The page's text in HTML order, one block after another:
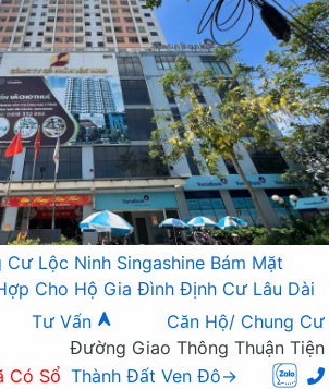
Cư Lộc Ninh Singashine Bám Mặt
Cho Hộ Gia Đình Định Cư Lâu Dài
Tư Vấn
Căn Hộ/ Chung Cư
Đường Giao Thông Thuận Tiện
Có Sổ Thành Đất Ven Đô→